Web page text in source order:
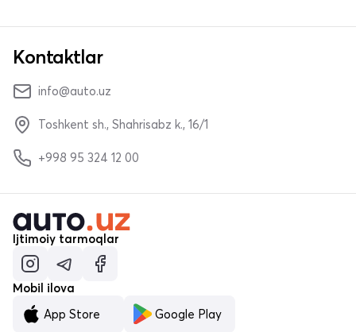
Kontaktlar
info@auto.uz
Toshkent sh., Shahrisabz k., 16/1
+998 95 324 12 00
Ijtimoiy tarmoqlar
Mobil ilova
App Store
Google Play